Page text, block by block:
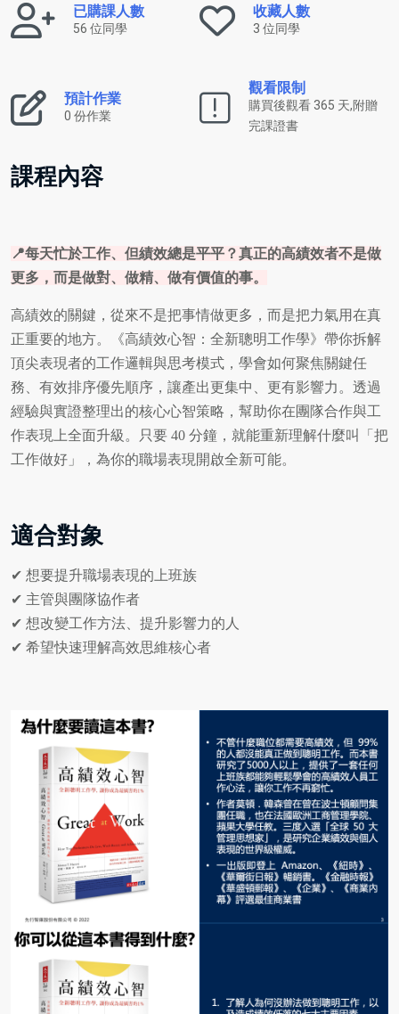
已購課人數
56 位同學
收藏人數
3 位同學
預計作業
0 份作業
觀看限制
購買後觀看 365 天,附贈
完課證書
課程內容
📍每天忙於工作、但績效總是平平？真正的高績效者不是做
更多，而是做對、做精、做有價值的事。
高績效的關鍵，從來不是把事情做更多，而是把力氣用在真
正重要的地方。《高績效心智：全新聰明工作學》帶你拆解
頂尖表現者的工作邏輯與思考模式，學會如何聚焦關鍵任
務、有效排序優先順序，讓產出更集中、更有影響力。透過
經驗與實證整理出的核心心智策略，幫助你在團隊合作與工
作表現上全面升級。只要 40 分鐘，就能重新理解什麼叫「把
工作做好」，為你的職場表現開啟全新可能。
適合對象
✔ 想要提升職場表現的上班族
✔ 主管與團隊協作者
✔ 想改變工作方法、提升影響力的人
✔ 希望快速理解高效思維核心者